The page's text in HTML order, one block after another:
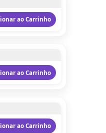
ao Carrinho
ao Carrinho
ao Carrinho